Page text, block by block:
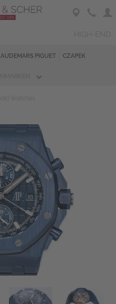
AUDEMARS PIGUET CZAPEK